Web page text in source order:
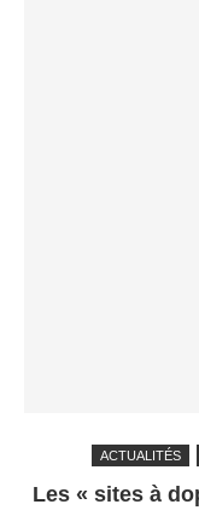
ACTUALITÉS
Les « sites à